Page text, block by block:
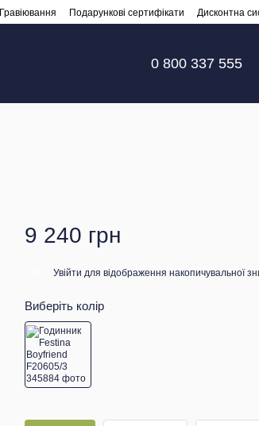
Гравіювання Подарункові сертифікати Дисконтна
0 800 337 555
9 240 грн
Увійти для відображення накопичувальної
Виберіть колір